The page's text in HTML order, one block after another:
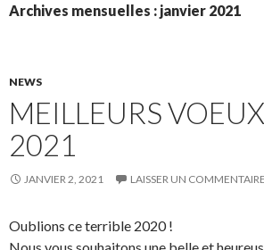
Archives mensuelles : janvier 2021
NEWS
MEILLEURS
2021
JANVIER 2, 2021 LAISSER UN COMMENTAIRE
Oublions ce terrible 2020 !
Nous vous souhaitons une belle et